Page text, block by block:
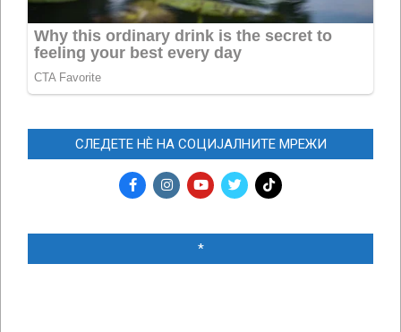
СЛЕДЕТЕ НЀ НА СОЦИЈАЛНИТЕ МРЕЖИ
*